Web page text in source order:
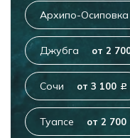
Архипо-Осиповка
Джубга от 2
Сочи от 3 100 c
Туапсе от 2 700